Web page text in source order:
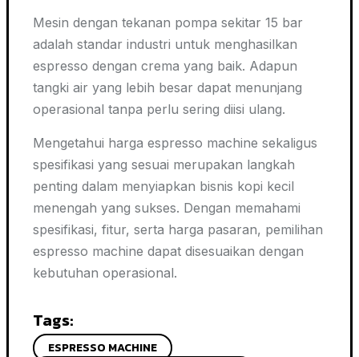
Mesin dengan tekanan pompa sekitar 15 bar
adalah standar industri untuk menghasilkan
espresso dengan crema yang baik. Adapun
tangki air yang lebih besar dapat menunjang
operasional tanpa perlu sering diisi ulang.
Mengetahui harga espresso machine sekaligus
spesifikasi yang sesuai merupakan langkah
penting dalam menyiapkan bisnis kopi kecil
menengah yang sukses. Dengan memahami
spesifikasi, fitur, serta harga pasaran, pemilihan
espresso machine dapat disesuaikan dengan
kebutuhan operasional.
Tags:
ESPRESSO MACHINE